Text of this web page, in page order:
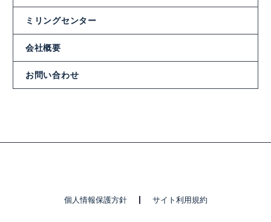
ミリングセンター
会社概要
お問い合わせ
個人情報保護方針 サイト利用規約